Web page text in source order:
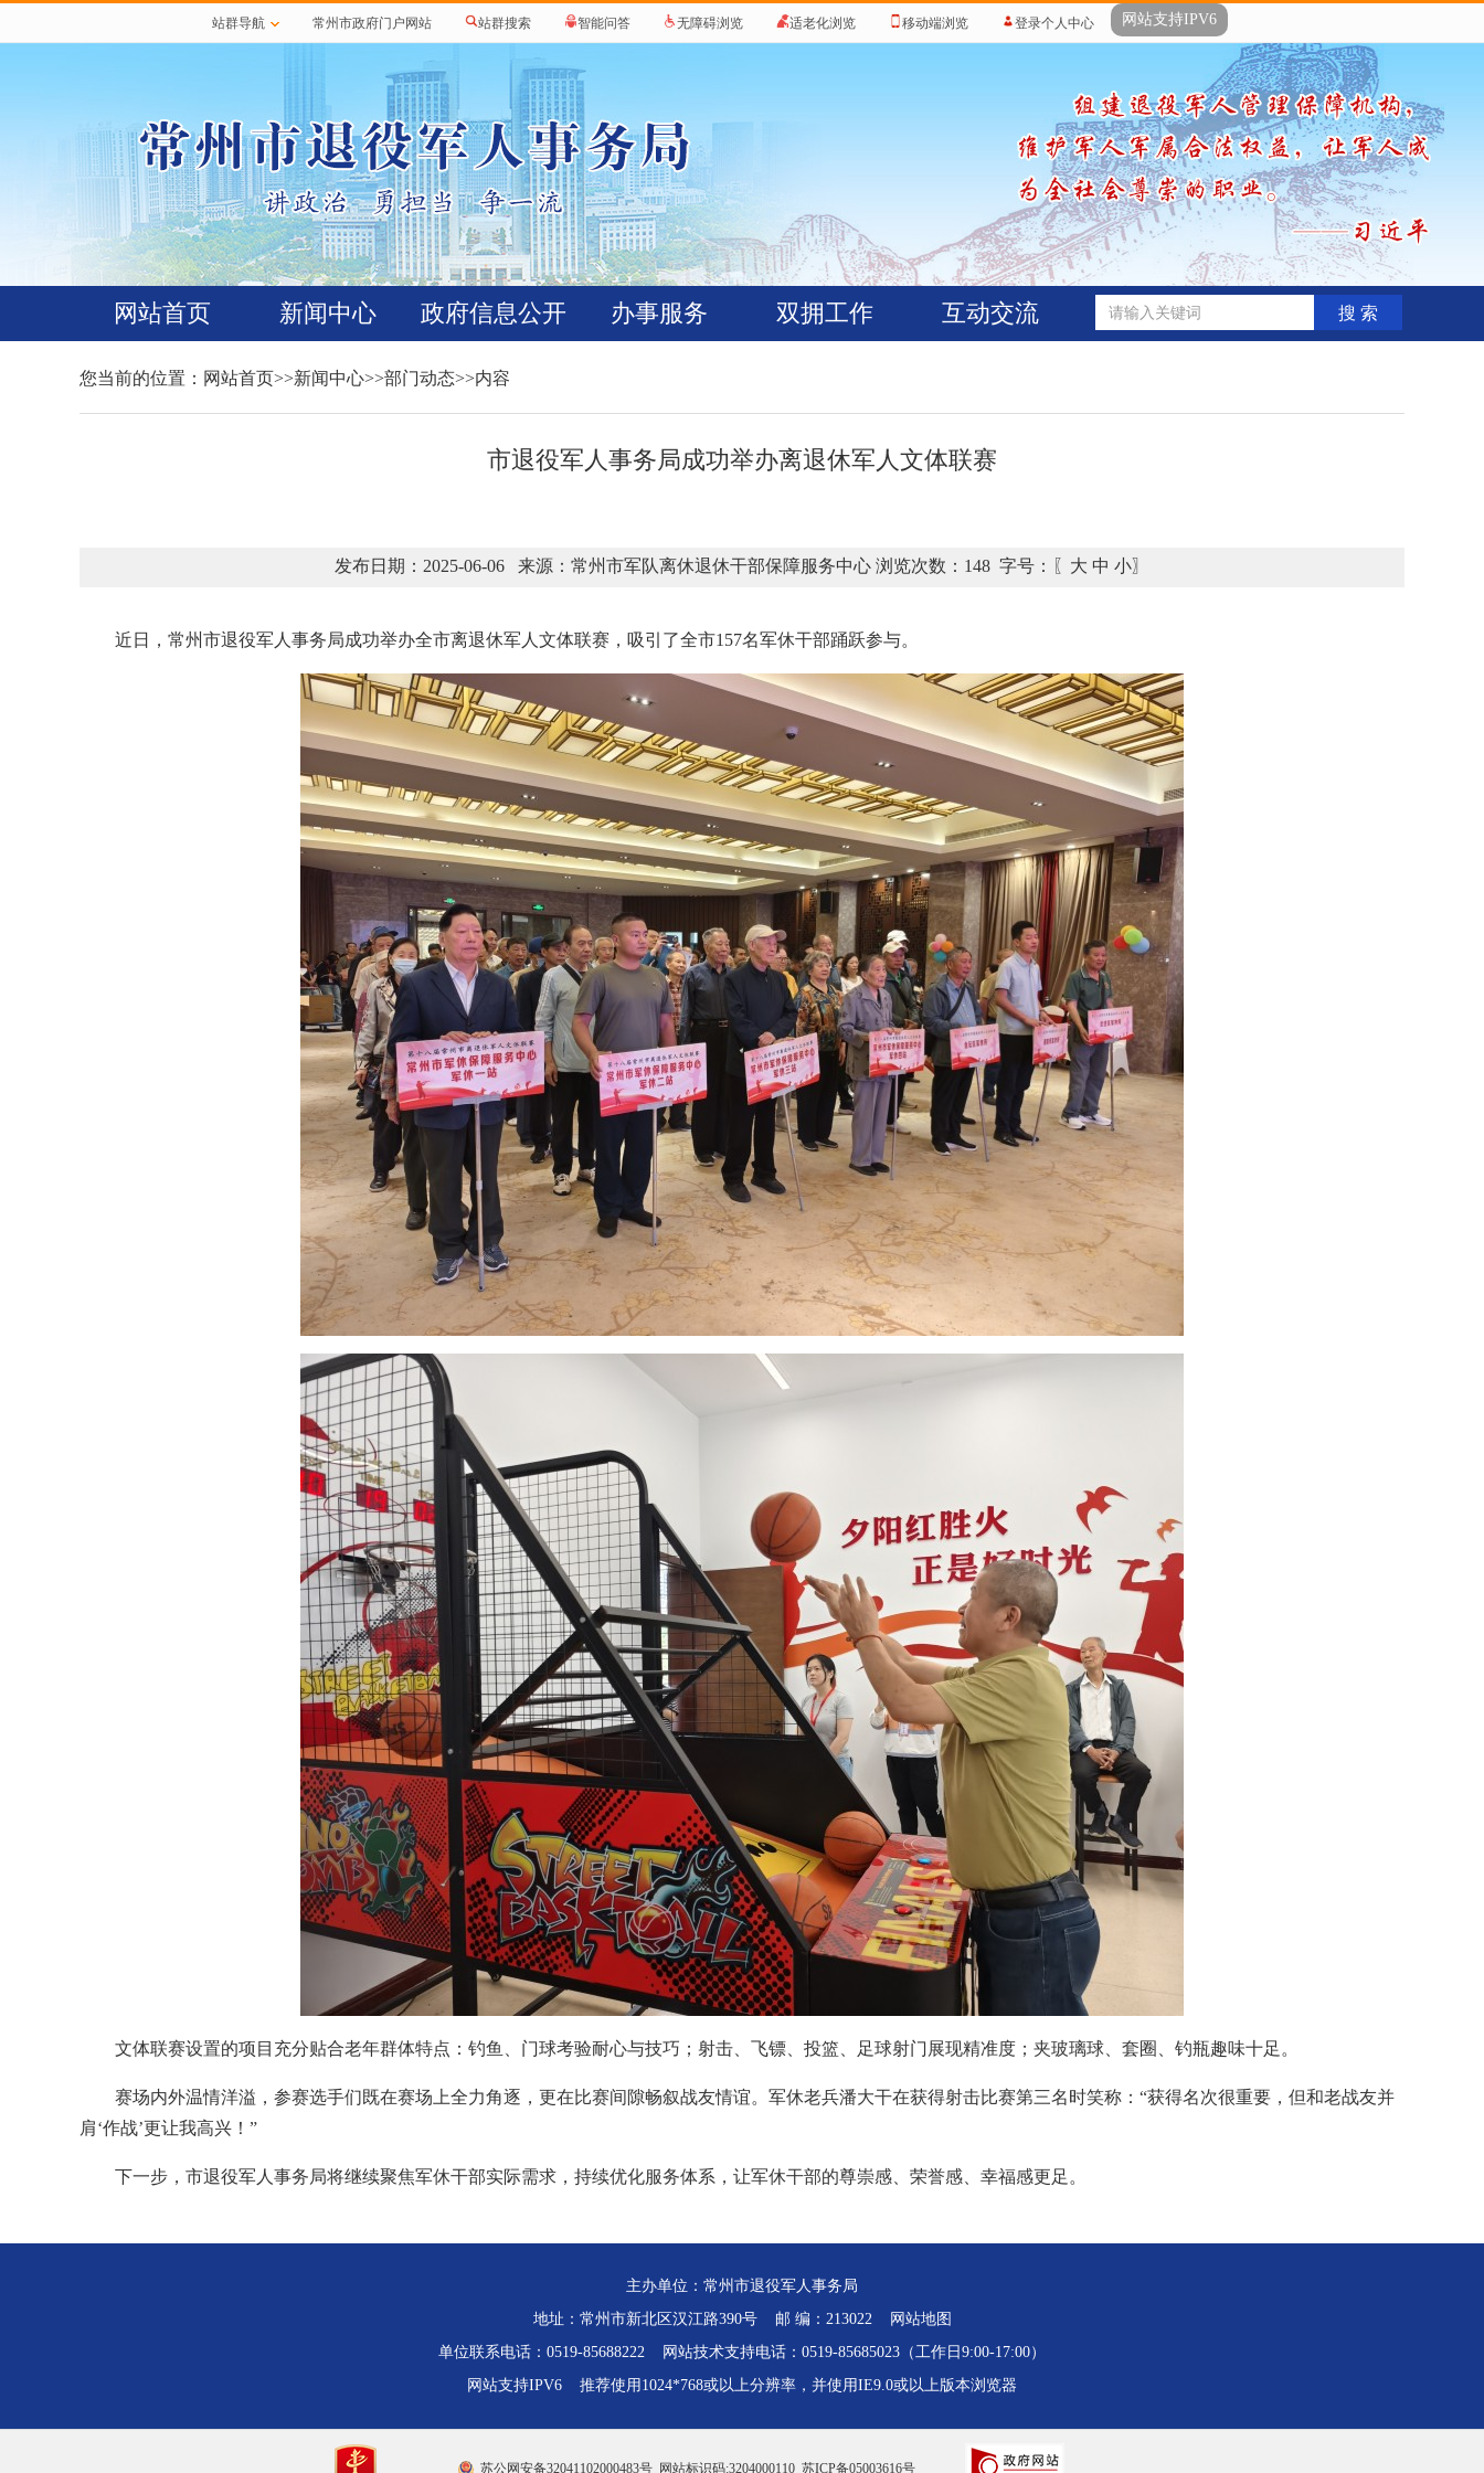
站群导航 常州市政府门户网站 站群搜索 智能问答 无障碍浏览 适老化浏览 移动端浏览 登录个人中心 网站支持IPV6
网站首页 新闻中心 政府信息公开 办事服务 双拥工作 互动交流 搜 索
您当前的位置： 网站首页>>新闻中心>>部门动态>>内容
市退役军人事务局成功举办离退休军人文体联赛
发布日期：2025-06-06 来源：常州市军队离休退休干部保障服务中心 浏览次数： 148 字号：〖 大 中 小〗
近日，常州市退役军人事务局成功举办全市离退休军人文体联赛，吸引了全市157名军休干部踊跃参与。
文体联赛设置的项目充分贴合老年群体特点：钓鱼、门球考验耐心与技巧；射击、飞镖、投篮、足球射门展现精准度；夹玻璃球、套圈、钓瓶趣味十足。
赛场内外温情洋溢，参赛选手们既在赛场上全力角逐，更在比赛间隙畅叙战友情谊。军休老兵潘大干在获得射击比赛第三名时笑称：“获得名次很重要，但和老战友并
肩‘作战’更让我高兴！”
下一步，市退役军人事务局将继续聚焦军休干部实际需求，持续优化服务体系，让军休干部的尊崇感、荣誉感、幸福感更足。
主办单位：常州市退役军人事务局
地址：常州市新北区汉江路390号 邮 编：213022
网站地图
单位联系电话：0519-85688222 网站技术支持电话：0519-85685023（工作日9:00-17:00）
网站支持IPV6 推荐使用1024*768或以上分辨率，并使用IE9.0或以上版本浏览器
苏公网安备32041102000483号 网站标识码:3204000110 苏ICP备05003616号